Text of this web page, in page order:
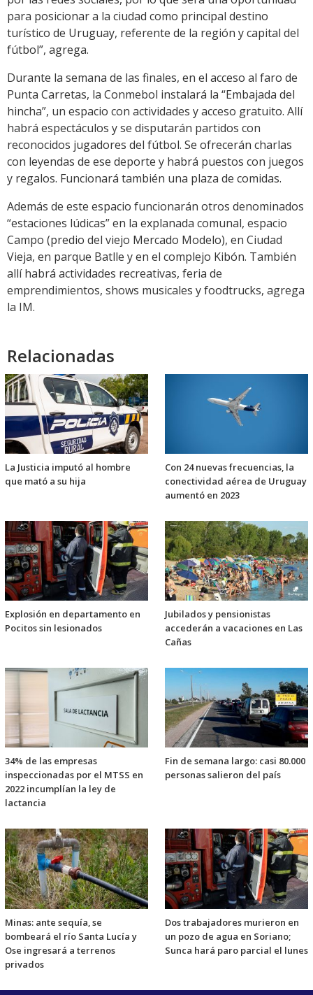
para posicionar a la ciudad como principal destino
turístico de Uruguay, referente de la región y capital del
fútbol”, agrega.
Durante la semana de las finales, en el acceso al faro de
Punta Carretas, la Conmebol instalará la “Embajada del
hincha”, un espacio con actividades y acceso gratuito. Allí
habrá espectáculos y se disputarán partidos con
reconocidos jugadores del fútbol. Se ofrecerán charlas
con leyendas de ese deporte y habrá puestos con juegos
y regalos. Funcionará también una plaza de comidas.
Además de este espacio funcionarán otros denominados
“estaciones lúdicas” en la explanada comunal, espacio
Campo (predio del viejo Mercado Modelo), en Ciudad
Vieja, en parque Batlle y en el complejo Kibón. También
allí habrá actividades recreativas, feria de
emprendimientos, shows musicales y foodtrucks, agrega
la IM.
Relacionadas
La Justicia imputó al hombre
que mató a su hija
Con 24 nuevas frecuencias, la
conectividad aérea de Uruguay
aumentó en 2023
Explosión en departamento en
Pocitos sin lesionados
Jubilados y pensionistas
accederán a vacaciones en Las
Cañas
34% de las empresas
inspeccionadas por el MTSS en
2022 incumplían la ley de
lactancia
Fin de semana largo: casi 80.000
personas salieron del país
Minas: ante sequía, se
bombeará el río Santa Lucía y
Ose ingresará a terrenos
privados
Dos trabajadores murieron en
un pozo de agua en Soriano;
Sunca hará paro parcial el lunes